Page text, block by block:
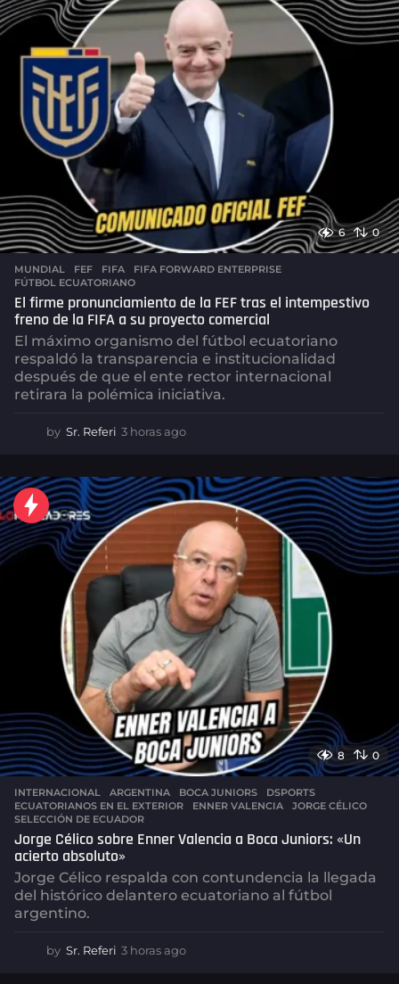
g
o
6 0
MUNDIAL FEF ,FIFA ,FIFA FORWARD ENTERPRISE
FÚTBOL ECUATORIANO
El firme pronunciamiento de la FEF tras el intempestivo
freno de la FIFA a su proyecto comercial
El máximo organismo del fútbol ecuatoriano
respaldó la transparencia e institucionalidad
después de que el ente rector internacional
retirara la polémica iniciativa.
by Sr. Referi 3 horas ago
r
a
a
g
o
8 0
INTERNACIONAL ,ARGENTINA BOCA JUNIORS ,DSPORTS
ECUATORIANOS EN EL EXTERIOR
,ENNER VALENCIA ,JORGE CÉLICO
SELECCIÓN DE ECUADOR
Jorge Célico sobre Enner Valencia a Boca Juniors: «Un
acierto absoluto»
Jorge Célico respalda con contundencia la llegada
del histórico delantero ecuatoriano al fútbol
argentino.
by Sr. Referi 3 horas ago